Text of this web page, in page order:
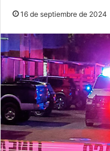
16 de septiembre de 2024